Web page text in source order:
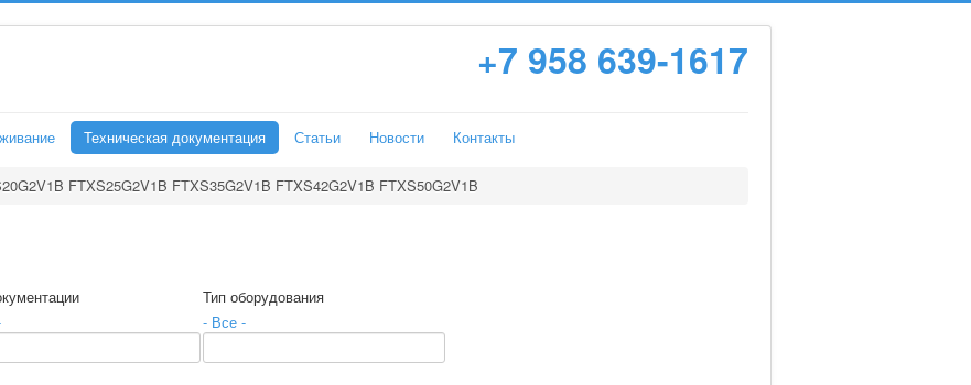
+7 958 639-1617
Техническая документация Статьи Новости Контакты
FTXS25G2V1B FTXS35G2V1B FTXS42G2V1B FTXS50G2V1B
Тип оборудования
- Все -